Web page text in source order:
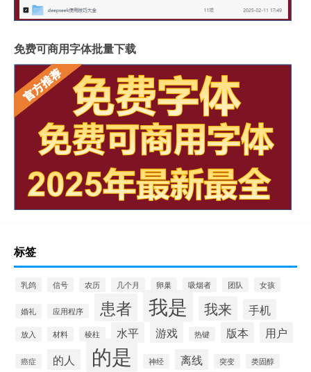
免费可商用字体批量下载
标签
乳鸽 信号 农历 几个月 卵巢 吸烟者 团队 女孩
婚礼 应用程序 患者 我是 我来 手机
放入 材料 棱柱 水平 游戏 热键 版本 用户
癌症 的人 的是 神经 离线 突变 类固醇